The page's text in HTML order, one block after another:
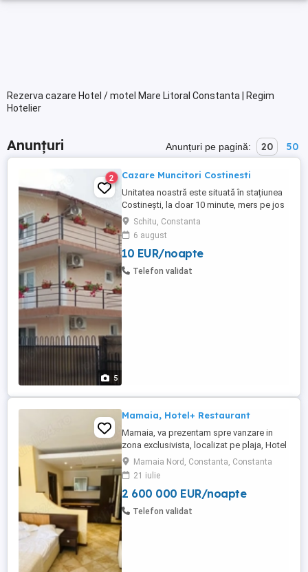
Rezerva cazare Hotel / motel Mare Litoral Constanta | Regim
Hotelier
Anunțuri Anunțuri pe pagină: 20 50
5
2 Cazare Muncitori Costinesti
Unitatea noastră este situată în stațiunea
Costinești, la doar 10 minute, mers pe jos
până la Plaja Obelisc, 5 minute până la
stația CFR Halta Tabără Costinesti și doar
3 minute până la Parcul de Distracții.
Capacitatea de cazare este peste 60
locuri serie în camere duble și camere
Schitu, Constanta
6 august
10 EUR/noapte
Telefon validat
Mamaia, Hotel+ Restaurant
Mamaia, va prezentam spre vanzare in
zona exclusivista, localizat pe plaja, Hotel
+ Restaurant 4*, P+2 cu autorizatie pt inca
un etaj, cu inca 9 camere, situat chiar pe
malul marii, intr-o zona linistita, dar
totodata aproape de vibratia statiunii.
Teren in proprietate 500 mp. Proprietatea
Mamaia Nord, Constanta, Constanta
21 iulie
2 600 000 EUR/noapte
Telefon validat